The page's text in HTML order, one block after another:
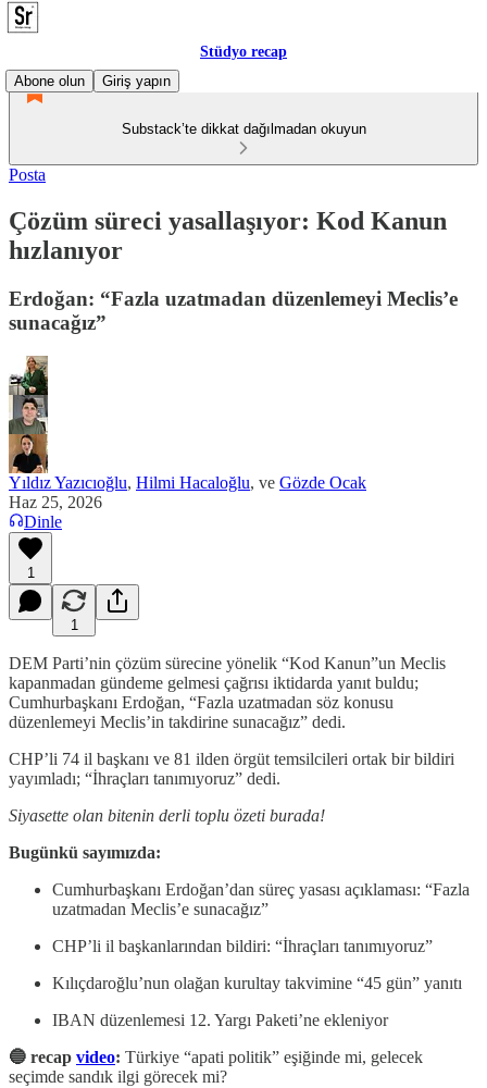
Stüdyo recap
Abone olun
Giriş yapın
Substack’te dikkat dağılmadan okuyun
Posta
Çözüm süreci yasallaşıyor: Kod Kanun
hızlanıyor
Erdoğan: “Fazla uzatmadan düzenlemeyi Meclis’e
sunacağız”
Yıldız Yazıcıoğlu, Hilmi Hacaloğlu, ve Gözde Ocak
Haz 25, 2026
Dinle
1
1
DEM Parti’nin çözüm sürecine yönelik “Kod Kanun”un Meclis
kapanmadan gündeme gelmesi çağrısı iktidarda yanıt buldu;
Cumhurbaşkanı Erdoğan, “Fazla uzatmadan söz konusu
düzenlemeyi Meclis’in takdirine sunacağız” dedi.
CHP’li 74 il başkanı ve 81 ilden örgüt temsilcileri ortak bir bildiri
yayımladı; “İhraçları tanımıyoruz” dedi.
Siyasette olan bitenin derli toplu özeti burada!
Bugünkü sayımızda:
Cumhurbaşkanı Erdoğan’dan süreç yasası açıklaması: “Fazla
uzatmadan Meclis’e sunacağız”
CHP’li il başkanlarından bildiri: “İhraçları tanımıyoruz”
Kılıçdaroğlu’nun olağan kurultay takvimine “45 gün” yanıtı
IBAN düzenlemesi 12. Yargı Paketi’ne ekleniyor
🔵 recap video: Türkiye “apati politik” eşiğinde mi, gelecek
seçimde sandık ilgi görecek mi?